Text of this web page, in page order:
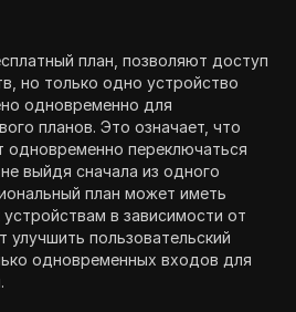
план, позволяют доступ
но только одно устройство
одновременно для
планов. Это означает, что
одновременно переключаться
выйдя сначала из одного
план может иметь
в зависимости от
улучшить пользовательский
одновременных входов для